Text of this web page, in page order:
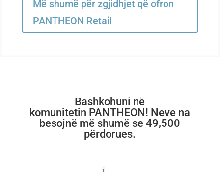
Më shumë për zgjidhjet që ofron
PANTHEON Retail
Bashkohuni në
komunitetin PANTHEON! Neve na
besojnë më shumë se 49,500
përdorues.